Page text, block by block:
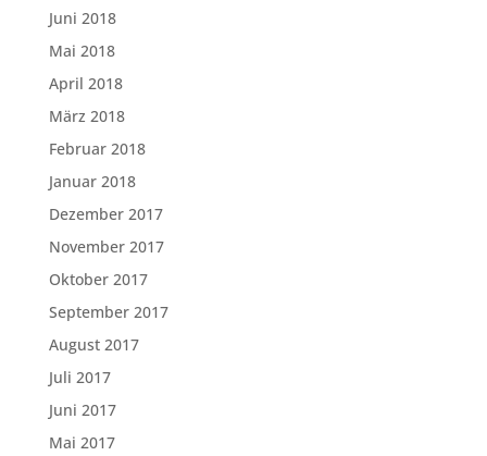
Juni 2018
Mai 2018
April 2018
März 2018
Februar 2018
Januar 2018
Dezember 2017
November 2017
Oktober 2017
September 2017
August 2017
Juli 2017
Juni 2017
Mai 2017